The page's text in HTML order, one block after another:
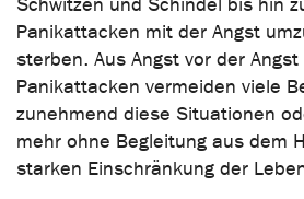
Schwitzen und Schindel bis hin
Panikattacken mit der Angst
sterben. Aus Angst vor der
Panikattacken vermeiden viele
zunehmend diese Situationen
mehr ohne Begleitung aus dem
starken Einschränkung der